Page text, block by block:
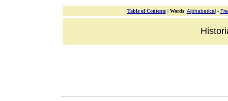
Table of Contents| Words: Alphabetical-